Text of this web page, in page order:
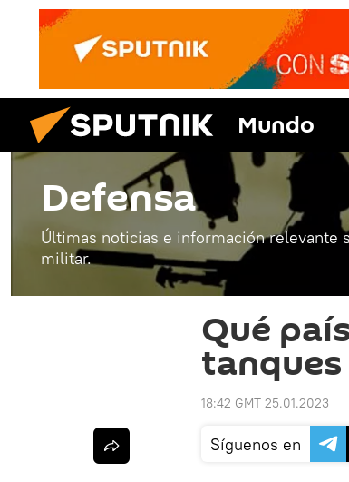
Mundo
Defensa
Últimas noticias e información relevante
militar.
Qué
18:42 GMT 25.01.2023
Síguenos en